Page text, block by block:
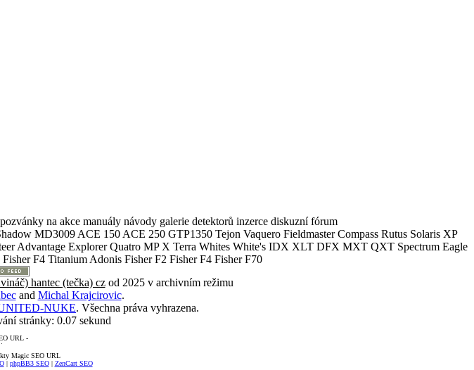
na akce manuály návody galerie detektorů inzerce diskuzní fórum
MD3009 ACE 150 ACE 250 GTP1350 Tejon Vaquero Fieldmaster Compass Rutus Solaris XP
Explorer Quatro MP X Terra Whites White's IDX XLT DFX MXT QXT Spectrum Eagle
F4 Titanium Adonis Fisher F2 Fisher F4 Fisher F70
hantec (tečka) czod 2025 v archivním režimu
and Michal Krajcirovic.
NUKE. Všechna práva vyhrazena.
stránky: 0.07 sekund
Magic SEO URL
| phpBB3 SEO| ZenCart SEO